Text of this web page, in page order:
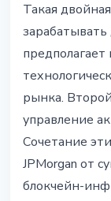
Такая
рынка.
управление
Сочетание
JPMorgan от
блокчейн-